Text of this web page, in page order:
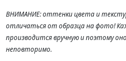
ВНИМАНИЕ: оттенки цвета и
отличаться от образца на фото!
производится вручную и поэтому
неповторимо.